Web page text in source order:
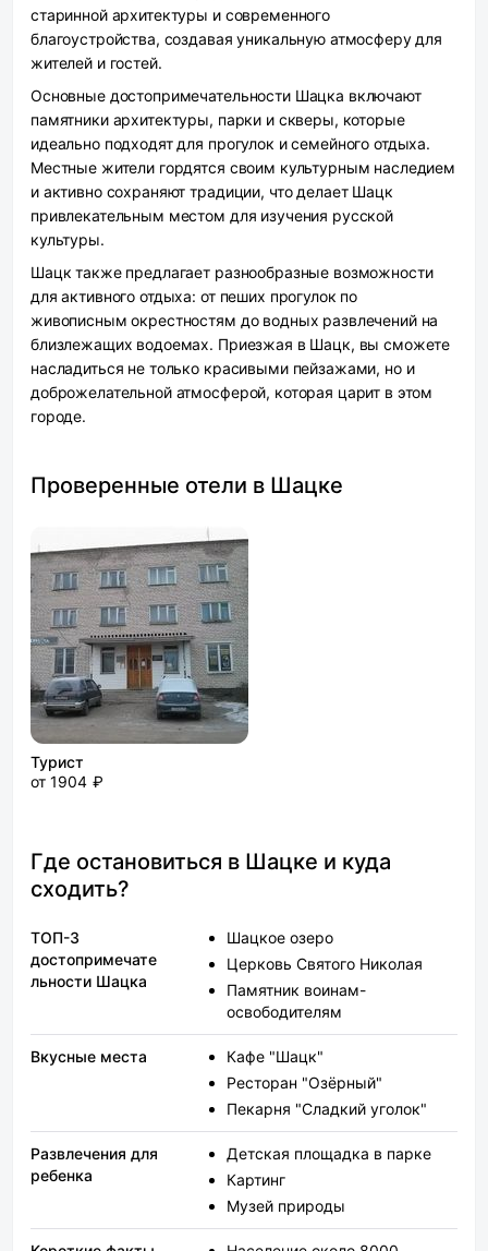
старинной архитектуры и современного
благоустройства, создавая уникальную атмосферу для
жителей и гостей.
Основные достопримечательности Шацка включают
памятники архитектуры, парки и скверы, которые
идеально подходят для прогулок и семейного отдыха.
Местные жители гордятся своим культурным наследием
и активно сохраняют традиции, что делает Шацк
привлекательным местом для изучения русской
культуры.
Шацк также предлагает разнообразные возможности
для активного отдыха: от пеших прогулок по
живописным окрестностям до водных развлечений на
близлежащих водоемах. Приезжая в Шацк, вы сможете
насладиться не только красивыми пейзажами, но и
доброжелательной атмосферой, которая царит в этом
городе.
Проверенные отели в Шацке
Турист
от 1904 ₽
Где остановиться в Шацке и куда
сходить?
ТОП-3
достопримечате
льности Шацка
Шацкое озеро
Церковь Святого Николая
Памятник воинам-
освободителям
Вкусные места
Кафе "Шацк"
Ресторан "Озёрный"
Пекарня "Сладкий уголок"
Развлечения для
ребенка
Детская площадка в парке
Картинг
Музей природы